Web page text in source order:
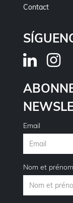
Contact
Email
Nom et prénom